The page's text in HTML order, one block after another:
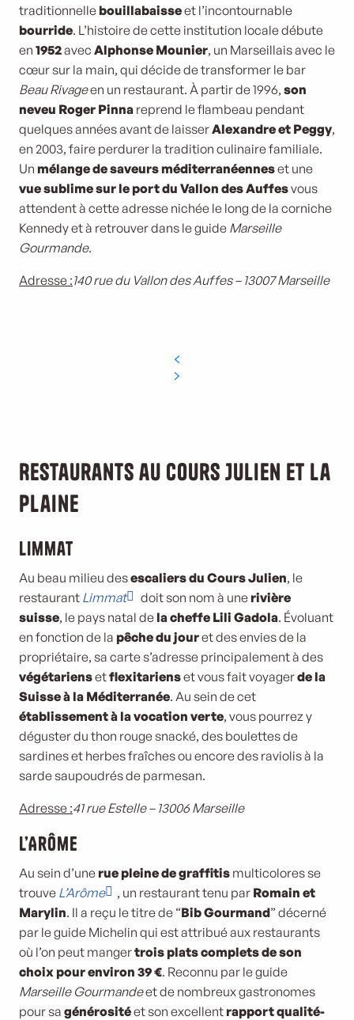
traditionnelle bouillabaisseet l’incontournable
bourride. L’histoire de cette institution locale débute
en 1952avec Alphonse Mounier, un Marseillais avec le
cœur sur la main, qui décide de transformer le bar
Beau Rivageen un restaurant. À partir de 1996, son
neveu Roger Pinna reprend le flambeau pendant
quelques années avant de laisserAlexandre et Peggy,
en 2003, faire perdurer la tradition culinaire familiale.
Un mélange de saveurs méditerranéenneset une
vue sublime sur le port du Vallon des Auffesvous
attendent à cette adresse nichée le long de la corniche
Kennedy et à retrouver dans le guide Marseille
Gourmande.
Adresse :140 rue du Vallon des Auffes – 13007 Marseille
Restaurants au Cours Julien et La
Plaine
Limmat
Au beau milieu desescaliers du Cours Julien, le
restaurant Limmat doit son nom à une rivière
suisse, le pays natal de la cheffe Lili Gadola. Évoluant
en fonction de la pêche du jouret des envies de la
propriétaire, sa carte s’adresse principalement à des
végétariensetflexitarienset vous fait voyagerde la
Suisse à la Méditerranée. Au sein de cet
établissement à la vocation verte, vous pourrez y
déguster du thon rouge snacké, des boulettes de
sardines et herbes fraîches ou encore des raviolis à la
sarde saupoudrés de parmesan.
Adresse :41 rue Estelle – 13006 Marseille
L’Arôme
Au sein d’une rue pleine de graffitis multicolores se
trouve L’Arôme , un restaurant tenu par Romain et
Marylin. Il a reçu le titre de “Bib Gourmand” décerné
par le guide Michelin qui est attribué aux restaurants
où l’on peut mangertrois plats complets de son
choix pour environ 39 €. Reconnu par le guide
Marseille Gourmandeet de nombreux gastronomes
pour sa générositéet son excellent rapport qualité-